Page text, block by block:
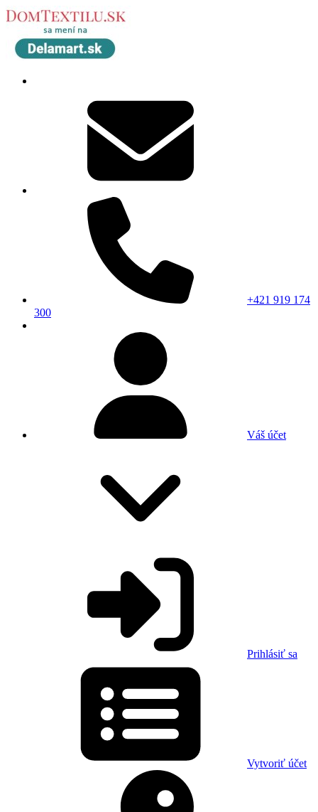
+421 919 174
300
Váš účet
Prihlásiť sa
Vytvoriť účet